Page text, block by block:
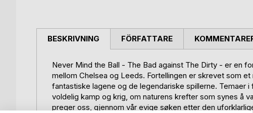
BESKRIVNING
Never Mind the Ball - The Bad against The Dirty - er en
mellom Chelsea og Leeds. Fortellingen er skrevet som
fantastiske lagene og de legendariske spillerne. Temaer
voldelig kamp og krig, om naturens krefter som synes å
preger oss, gjennom vår evige søken etter den
FÖRFATTARE